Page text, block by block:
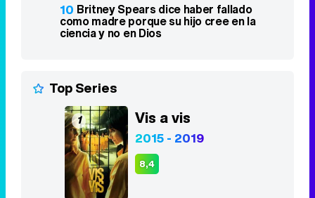
10 Britney Spears dice haber fallado
como madre porque su hijo cree en la
ciencia y no en Dios
Top Series
1 Vis a vis
2015 - 2019
8,4